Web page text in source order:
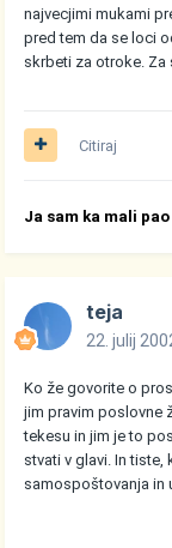
najvecjimi mukami
pred tem da se loci
skrbeti za otroke. Za
Citiraj
Ja sam ka mali
teja
22. julij
Ko že govorite o
jim pravim poslovne
tekesu in jim je to
stvati v glavi. In tiste,
samospoštovanja in